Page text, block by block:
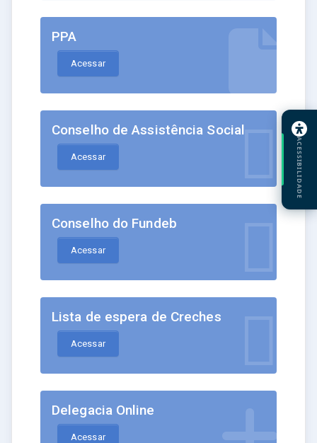
PPA
Acessar
Conselho de Assistência Social
Acessar
Conselho do Fundeb
Acessar
Lista de espera de Creches
Acessar
Delegacia Online
Acessar
ACESSIBILIDADE